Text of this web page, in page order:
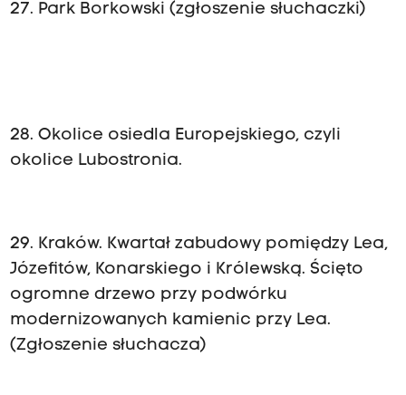
27. Park Borkowski (zgłoszenie słuchaczki)
28. Okolice osiedla Europejskiego, czyli
okolice Lubostronia.
29. Kraków. Kwartał zabudowy pomiędzy Lea,
Józefitów, Konarskiego i Królewską. Ścięto
ogromne drzewo przy podwórku
modernizowanych kamienic przy Lea.
(Zgłoszenie słuchacza)